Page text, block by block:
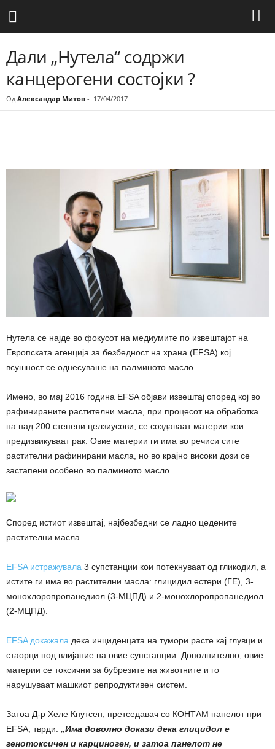
Дали „Нутела“ содржи
канцерогени состојки ?
Од Александар Митов - 17/04/2017
Нутела се најде во фокусот на медиумите по извештајот на
Европската агенција за безбедност на храна (EFSA) кој
всушност се однесуваше на палминото масло.
Имено, во мај 2016 година ЕFSA објави извештај според кој во
рафинираните растителни масла, при процесот на обработка
на над 200 степени целзиусови, се создаваат материи кои
предизвикуваат рак. Овие материи ги има во речиси сите
растителни рафинирани масла, но во крајно високи дози се
застапени особено во палминото масло.
Според истиот извештај, најбезбедни се ладно цедените
растителни масла.
ЕFSA истражувала 3 супстанции кои потекнуваат од гликодил, а
истите ги има во растителни масла: глицидил естери (ГЕ), 3-
монохлоропропанедиол (3-МЦПД) и 2-монохлоропропанедиол
(2-МЦПД).
EFSA докажала дека инциденцата на тумори расте кај глувци и
стаорци под влијание на овие супстанции. Дополнително, овие
материи се токсични за бубрезите на животните и го
нарушуваат машкиот репродуктивен систем.
Затоа Д-р Хеле Кнутсен, претседавач со КОНТАМ панелот при
EFSA, тврди: „Има доволно докази дека глицидол е
генотоксичен и карциноген, и затоа панелот не